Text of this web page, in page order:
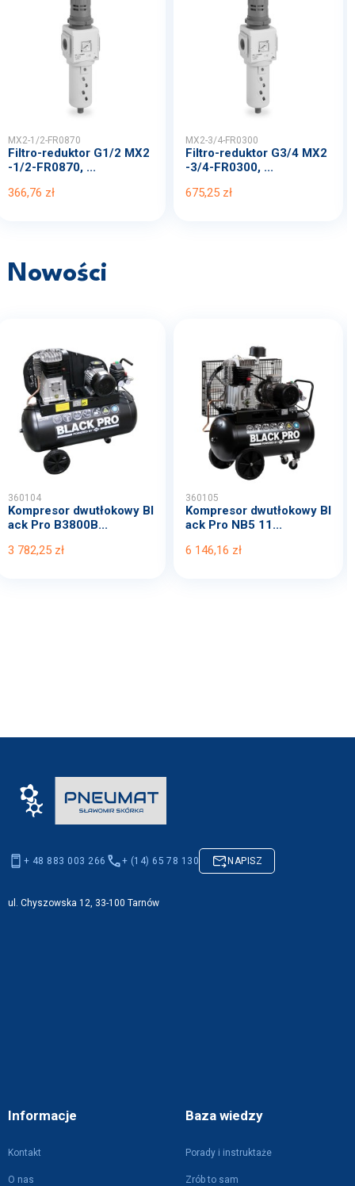
MX2-1/2-FR0870
Filtro-reduktor G1/2 MX2
-1/2-FR0870, ...
366,76 zł
MX2-3/4-FR0300
Filtro-reduktor G3/4 MX2
-3/4-FR0300, ...
675,25 zł
Nowości
360104
Kompresor dwutłokowy Bl
ack Pro B3800B...
3 782,25 zł
360105
Kompresor dwutłokowy Bl
ack Pro NB5 11...
6 146,16 zł
Informacje
Kontakt
O nas
Baza wiedzy
Porady i instruktaże
Zrób to sam
+ 48 883 003 266 + (14) 65 78 130 NAPISZ
ul. Chyszowska 12, 33-100 Tarnów